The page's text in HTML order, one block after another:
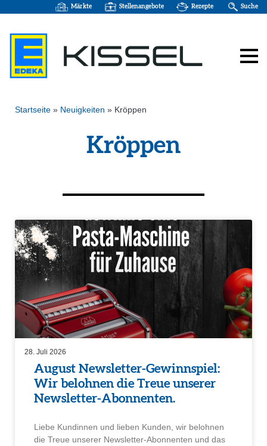
Märkte Stellenangebote Rezepte Suche
Startseite » Neuigkeiten » Kröppen
Kröppen
August Newsletter-Gewinn­spiel:
Wir belohnen die Treue unserer
Newsletter-Abonnenten.
Liebe Kundinnen und lieben Kunden, wir belohnen
die Treue unserer Newsletter-Abonnenten und das
28. Juli 2026